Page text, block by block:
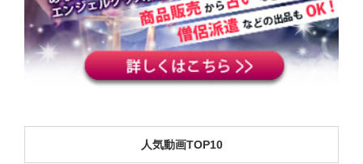
人気動画TOP10